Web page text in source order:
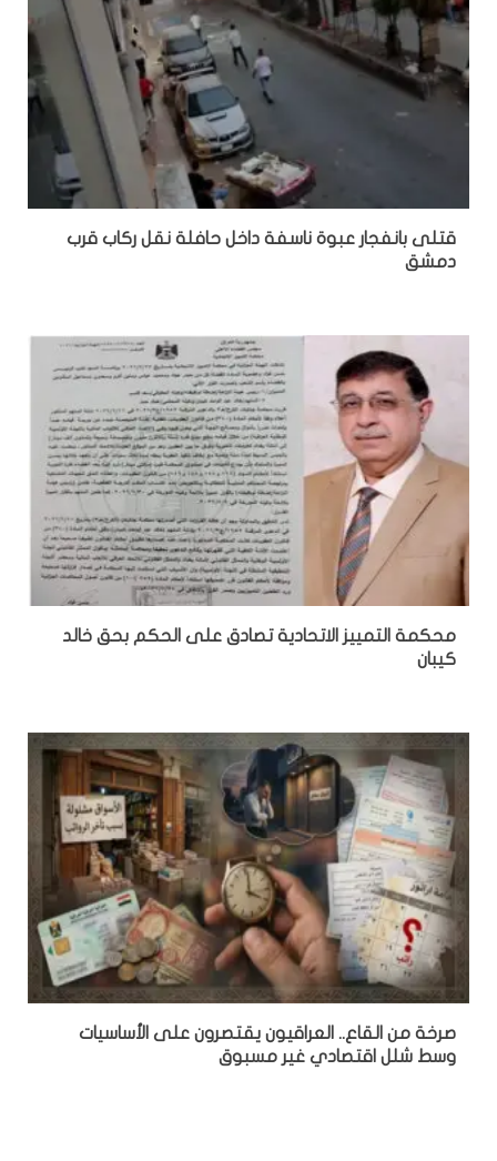
قتلى بانفجار عبوة ناسفة داخل حافلة نقل ركاب قرب
دمشق
محكمة التمييز الاتحادية تصادق على الحكم بحق خالد
كيبان
صرخة من القاع.. العراقيون يقتصرون على الأساسيات
وسط شلل اقتصادي غير مسبوق